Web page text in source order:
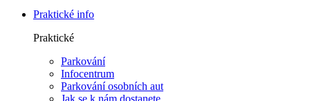
Praktické info
Praktické
Parkování
Infocentrum
Parkování osobních aut
Jak se k nám dostanete